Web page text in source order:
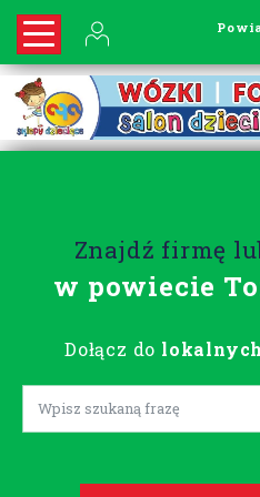
Znajdź firmę
w powiecie
Dołącz do lokalnych